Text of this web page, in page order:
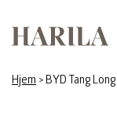
Hjem >BYD Tang